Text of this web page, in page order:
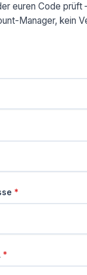
euren Code prüft
Manager, kein
*
*